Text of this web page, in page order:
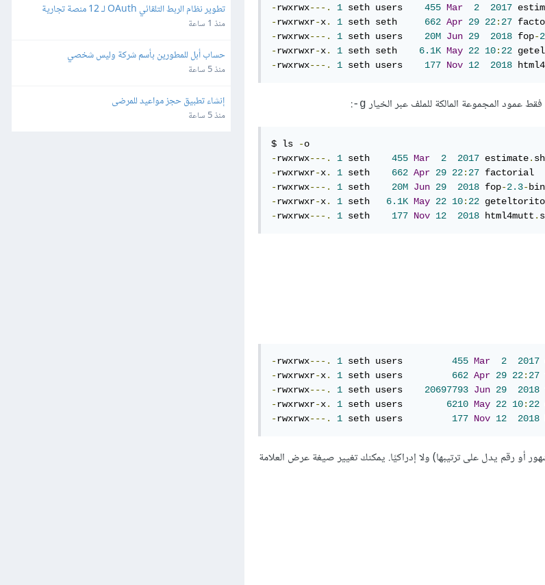
-rwxrwx---. 1 seth users 455 Mar 2 2017
-rwxrwxr-x. 1 seth seth 662 Apr 29 22: 27
-rwxrwx---. 1 seth users 20M Jun 29 2018 fop-
-rwxrwxr-x. 1 seth seth 6.1K May 22 10: 22
-rwxrwx---. 1 seth users 177 Nov 12 2018
فقط عمود المجموعة المالكة للملف عبر الخيار g-
:
$ ls -
-rwxrwx---. 1 seth 455 Mar 2 2017 estimate.
-rwxrwxr-x. 1 seth 662 Apr 29 22: 27
-rwxrwx---. 1 seth 20M Jun 29 2018 fop-2.3-bin
-rwxrwxr-x. 1 seth 6.1K May 22 10: 22
-rwxrwx---. 1 seth 177 Nov 12 2018 html4mutt .
-rwxrwx---. 1 seth users 455 Mar 2 2017
-rwxrwxr-x. 1 seth users 662 Apr 29 22: 27
-rwxrwx---. 1 seth users 20697793 Jun 29 2018
-rwxrwxr-x. 1 seth users 6210 May 22 10: 22
-rwxrwx---. 1 seth users 177 Nov 12 2018
أو رقم يدل على ترتيبها) ولا إدراكيًا. يمكنك تغيير صيغة عرض العلامة
وإعلانية
منذ 1 ساعة
حساب أبل للمطورين بأسم شركة وليس شخصي
منذ 5 ساعة
إنشاء تطبيق حجز مواعيد للمرضى
منذ 5 ساعة